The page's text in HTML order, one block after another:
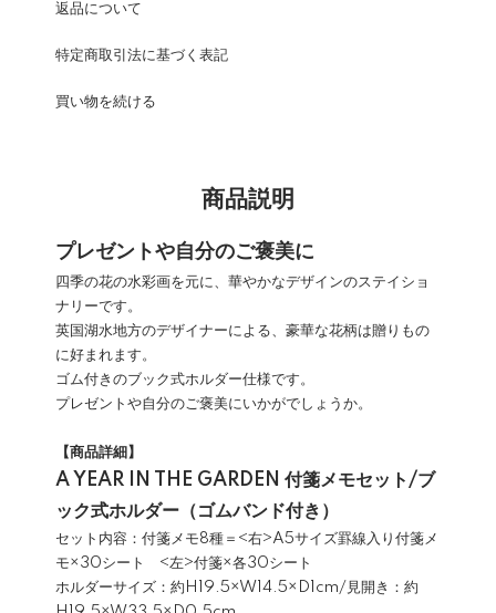
返品について
特定商取引法に基づく表記
買い物を続ける
商品説明
プレゼントや自分のご褒美に
四季の花の水彩画を元に、華やかなデザインのステイショ
ナリーです。
英国湖水地方のデザイナーによる、豪華な花柄は贈りもの
に好まれます。
ゴム付きのブック式ホルダー仕様です。
プレゼントや自分のご褒美にいかがでしょうか。
【商品詳細】
A YEAR IN THE GARDEN 付箋メモセット/ブ
ック式ホルダー（ゴムバンド付き）
セット内容：付箋メモ8種＝<右>A5サイズ罫線入り付箋メ
モ×30シート <左>付箋×各30シート
ホルダーサイズ：約H19.5×W14.5×D1cm/見開き：約